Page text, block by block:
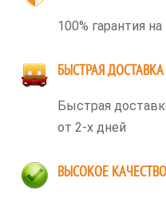
100% гарантия
БЫСТРАЯ ДОСТАВКА
Быстрая
от 2-х дней
ВЫСОКОЕ КАЧЕСТВО